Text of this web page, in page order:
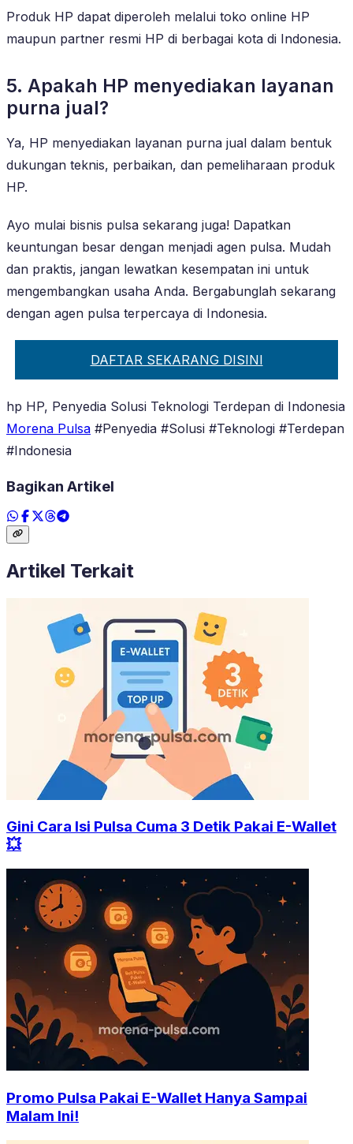
Produk HP dapat diperoleh melalui toko online HP
maupun partner resmi HP di berbagai kota di Indonesia.
5. Apakah HP menyediakan layanan
purna jual?
Ya, HP menyediakan layanan purna jual dalam bentuk
dukungan teknis, perbaikan, dan pemeliharaan produk
HP.
Ayo mulai bisnis pulsa sekarang juga! Dapatkan
keuntungan besar dengan menjadi agen pulsa. Mudah
dan praktis, jangan lewatkan kesempatan ini untuk
mengembangkan usaha Anda. Bergabunglah sekarang
dengan agen pulsa terpercaya di Indonesia.
DAFTAR SEKARANG DISINI
hp HP, Penyedia Solusi Teknologi Terdepan di Indonesia
Morena Pulsa #Penyedia #Solusi #Teknologi #Terdepan
#Indonesia
Bagikan Artikel
Artikel Terkait
Gini Cara Isi Pulsa Cuma 3 Detik Pakai E-Wallet
💥
Promo Pulsa Pakai E-Wallet Hanya Sampai
Malam Ini!